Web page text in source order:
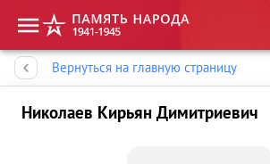
Вернуться на главную страницу
Николаев Кирьян Димитриевич
Память народа